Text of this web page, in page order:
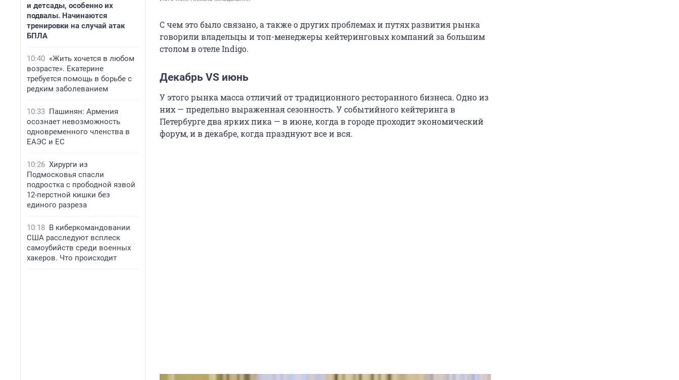
и детсады, особенно их
подвалы. Начинаются
тренировки на случай атак
БПЛА
10:40 «Жить хочется в любом
возрасте». Екатерине
требуется помощь в борьбе с
редким заболеванием
10:33 Пашинян: Армения
осознает невозможность
одновременного членства в
ЕАЭС и ЕС
10:26 Хирурги из
Подмосковья спасли
подростка с прободной язвой
12-перстной кишки без
единого разреза
10:18 В киберкомандовании
США расследуют всплеск
самоубийств среди военных
хакеров. Что происходит
С чем это было связано, а также о других проблемах и путях развития рынка
говорили владельцы и топ-менеджеры кейтеринговых компаний за большим
столом в отеле Indigo.
Декабрь VS июнь
У этого рынка масса отличий от традиционного ресторанного бизнеса. Одно из
них — предельно выраженная сезонность. У событийного кейтеринга в
Петербурге два ярких пика — в июне, когда в городе проходит экономический
форум, и в декабре, когда празднуют все и вся.